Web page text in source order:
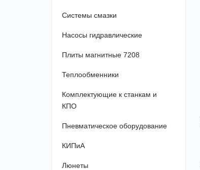
Системы смазки
Насосы гидравлические
Плиты магнитные 7208
Теплообменники
Комплектующие к станкам и
КПО
Пневматическое оборудование
КИПиА
Люнеты